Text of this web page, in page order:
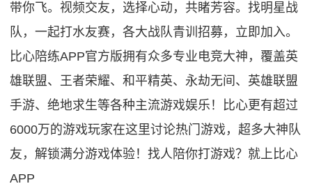
带你飞。视频交友，选择心动，共睹芳容。找明星战
队，一起打水友赛，各大战队青训招募，立即加入。
比心陪练APP官方版拥有众多专业电竞大神，覆盖英
雄联盟、王者荣耀、和平精英、永劫无间、英雄联盟
手游、绝地求生等各种主流游戏娱乐！比心更有超过
6000万的游戏玩家在这里讨论热门游戏，超多大神队
友，解锁满分游戏体验！找人陪你打游戏？就上比心
APP